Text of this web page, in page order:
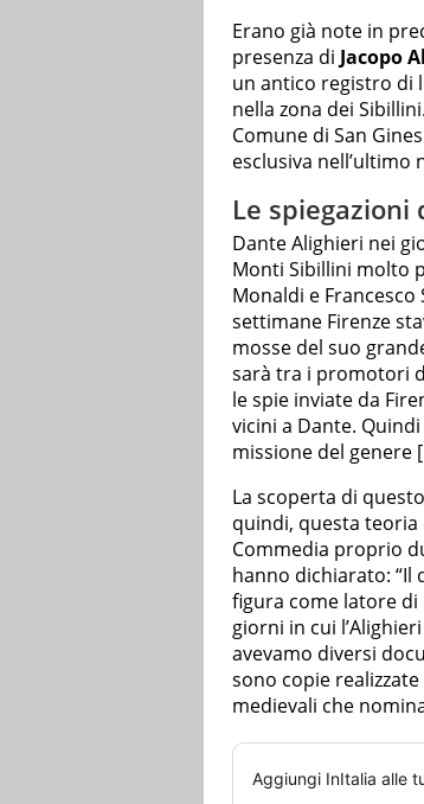
Erano già note in
presenza di Jacopo
un antico registro di
nella zona dei
Comune di San
esclusiva nell’ultimo
Le
Dante Alighieri nei
Monti Sibillini molto
Monaldi e Francesco
settimane Firenze
mosse del suo
sarà tra i promotori
le spie inviate da
vicini a Dante.
missione del genere
La scoperta di
quindi, questa teoria
Commedia proprio
hanno dichiarato:
figura come latore di
giorni in cui
avevamo diversi
sono copie
medievali che
Aggiungi InItalia alle